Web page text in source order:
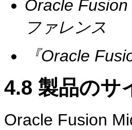
Oracle
ファレンス
『Oracle
4.8 製品のサ
Oracle Fusion